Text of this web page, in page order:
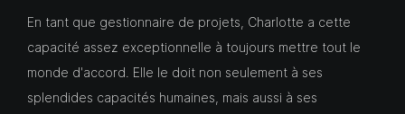
En tant que gestionnaire de projets, Charlotte a cette
capacité assez exceptionnelle à toujours mettre tout le
monde d'accord. Elle le doit non seulement à ses
splendides capacités humaines, mais aussi à ses